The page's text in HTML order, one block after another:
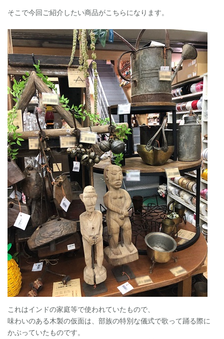
そこで今回ご紹介したい商品がこちらになります。
これはインドの家庭等で使われていたもので、
味わいのある木製の仮面は、部族の特別な儀式で歌って踊る際に
かぶっていたものです。